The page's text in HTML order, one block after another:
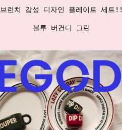
브런치 감성 디자인 플레이트 세트!!
블루 버건디 그린